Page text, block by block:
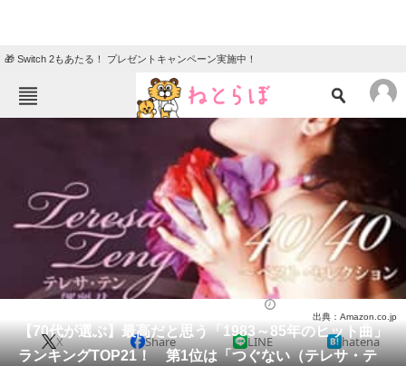
🎁 Switch 2もあたる！ プレゼントキャンペーン実施中！
ねとらぼメニュー
ニュース
クイズ
グルメ 地域
教育・育児
リサーチ
会員記事
【70代が選ぶ】最高だと思う「1983～85年のヒット曲」
ランキングTOP21！ 第1位は「つぐない（テレサ・テ
出典：Amazon.co.jp
X Share LINE hatena